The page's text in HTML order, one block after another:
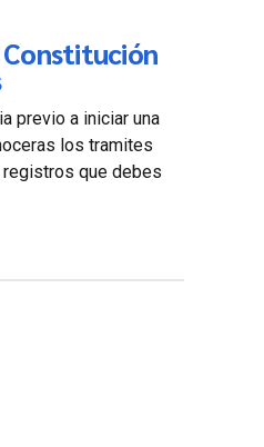
previo a iniciar una
los tramites
que debes